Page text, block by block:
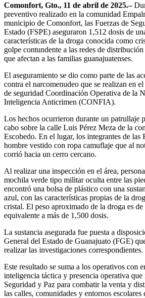
Comonfort, Gto., 11 de abril de 2025.–
preventivo realizado en la comunidad
municipio de Comonfort, las Fuerzas de
Estado (FSPE) aseguraron 1,512 dosis de
características de la droga conocida como
golpe contundente a las redes de
que afectan a las familias guanajuatenses.
El aseguramiento se dio como parte de las
contra el narcomenudeo que se realizan en
de seguridad Coordinación Operativa de la
Inteligencia Anticrimen (CONFIA).
Los hechos ocurrieron durante un patrullaje
cabo sobre la calle Luis Pérez Meza de la
Escobedo. En el lugar, los integrantes de las
hombre vestido con ropa camuflaje que al
corrió hacia un cerro cercano.
Al realizar una inspección en el área,
mochila verde tipo militar oculta entre las
encontró una bolsa de plástico con una
azul, con las características propias de la
cristal. El peso aproximado de la droga es de
equivalente a más de 1,500 dosis.
La sustancia asegurada fue puesta a
General del Estado de Guanajuato (FGE)
realizar las investigaciones correspondientes.
Este resultado se suma a los operativos con
inteligencia táctica y presencia operativa que
Seguridad y Paz para combatir la venta y
las calles, comunidades y entornos escolares